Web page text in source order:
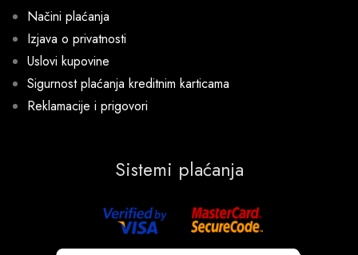
Načini plaćanja
Izjava o privatnosti
Uslovi kupovine
Sigurnost plaćanja kreditnim karticama
Reklamacije i prigovori
Sistemi plaćanja